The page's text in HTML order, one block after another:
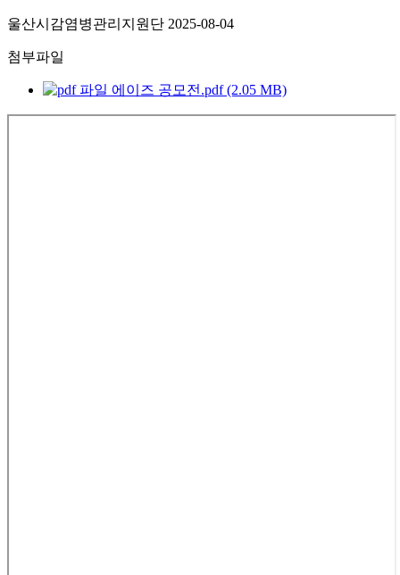
울산시감염병관리지원단 2025-08-04
첨부파일
에이즈 공모전.pdf (2.05 MB)